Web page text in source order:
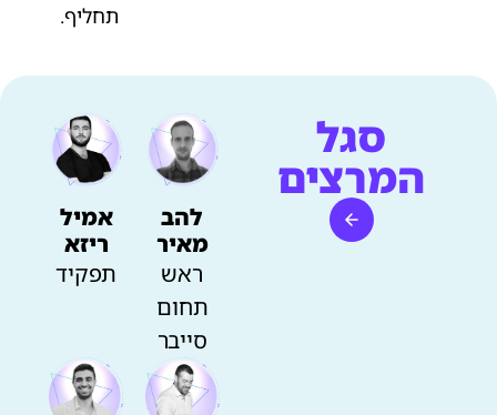
תחליף.
סגל
המרצים
להב
מאיר
ראש
תחום
סייבר
אמיל
ריזא
תפקיד